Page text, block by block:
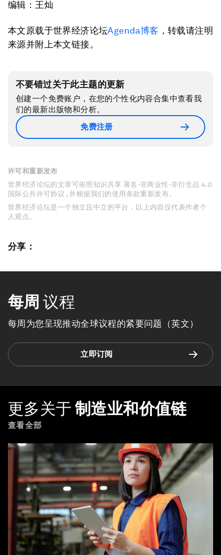
编辑：王灿
本文原载于世界经济论坛Agenda博客 ，转载请注明
来源并附上本文链接。
不要错过关于此主题的更新
创建一个免费账户，在您的个性化内容合集中查看我
们的最新出版物和分析。
免费注册
许可和重新发布
世界经济论坛的文章可依照知识共享 署名-非商业性-非衍生品 4.0
国际公共许可协议 , 并根据我们的使用条款重新发布。
世界经济论坛是一个独立且中立的平台，以上内容仅代表作者个
人观点。
分享：
每周 议程
每周为您呈现推动全球议程的紧要问题（英文）
立即订阅
更多关于 制造业和价值链
查看全部